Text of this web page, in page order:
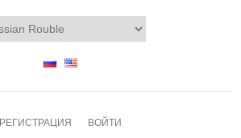
РЕГИСТРАЦИЯ ВОЙТИ